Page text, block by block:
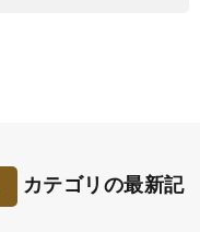
カテゴリの最新記